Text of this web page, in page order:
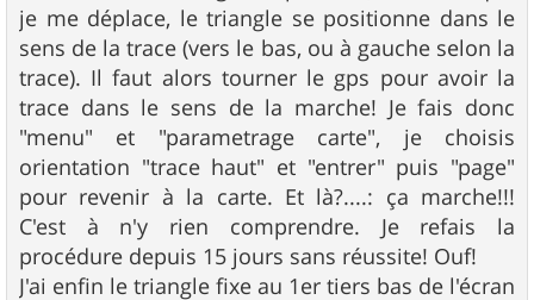
je me déplace, le triangle se positionne dans le
sens de la trace (vers le bas, ou à gauche selon la
trace). Il faut alors tourner le gps pour avoir la
trace dans le sens de la marche! Je fais donc
"menu" et "parametrage carte", je choisis
orientation "trace haut" et "entrer" puis "page"
pour revenir à la carte. Et là?....: ça marche!!!
C'est à n'y rien comprendre. Je refais la
procédure depuis 15 jours sans réussite! Ouf!
J'ai enfin le triangle fixe au 1er tiers bas de l'écran